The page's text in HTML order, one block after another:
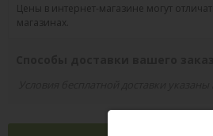
Цены в интернет-магазине могут
магазинах.